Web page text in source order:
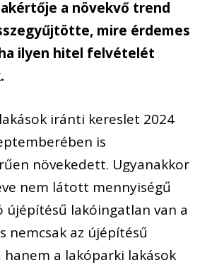
a növekvő trend
mire érdemes
ilyen hitel felvételét
iránti kereslet 2024
is
növekedett. Ugyanakkor
nem látott mennyiségű
újépítésű lakóingatlan van a
nemcsak az újépítésű
hanem a lakóparki lakások